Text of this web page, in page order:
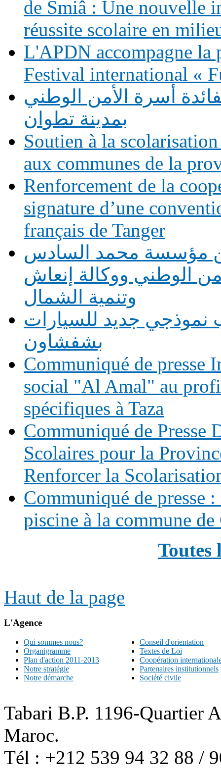
de Smiâ : Une nouvelle
réussite scolaire en
L'APDN accompagne la
Festival international «
أسرة الأمن الوطني
بمدينة تطوان
Soutien à la
aux communes de la
Renforcement de la
signature d’une
français de Tanger
مؤسسة محمد السادس
الوطني ووكالة إنعاش
وتنمية الشمال
نموذجي جديد للسيارات
بشفشاون
Communiqué de presse
social "Al Amal" au
spécifiques à Taza
Communiqué de
Scolaires pour la
Renforcer la
Communiqué de presse
piscine à la commune de
Toutes
Haut de la page
L'Agence
Qui sommes nous?
Organigramme
Plan d'action 2011-2013
Notre stratégie
Notre démarche
Conseil d'orientation
Textes de Loi
Coopération
Partenaires institutionnels
Société civile
Tabari B.P. 1196-Quartier
Maroc.
Tél : +212 539 94 32 88 /